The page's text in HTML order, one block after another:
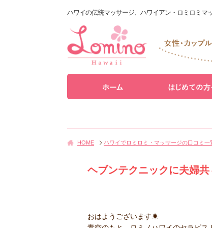
ハワイの伝統マッサージ、ハワイアン・ロミロミマ
HOME ハワイでロミロミ・マッサージの口コミ一
ヘブンテクニックに夫婦
おはようございます☀